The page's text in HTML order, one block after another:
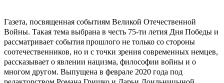
Газета, посвященная событиям Великой Отечественной
Войны. Такая тема выбрана в честь 75-ти летия Дня Победы и
рассматривает события прошлого не только со стороны
соотечественников, но и с точки зрения современных немцев,
рассказывает о явлении нацизма, философии войны и о
многом другом. Выпущена в феврале 2020 года под